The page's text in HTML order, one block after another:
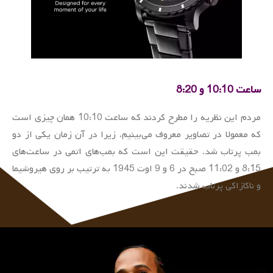
ساعت 10:10 و 8:20
مردم این نظریه را مطرح کردند که ساعت 10:10 همان چیزی است
که معمولا در تصاویر معروف می‌بینیم، زیرا در آن زمان یکی از دو
بمب پرتاب شد. حقیقت این است که بمب‌های اتمی در ساعت‌های
8:15 و 11:02 صبح در 6 و 9 اوت 1945 به ترتیب بر روی هیروشیما
و ناکازاکی پرتاب شدند.